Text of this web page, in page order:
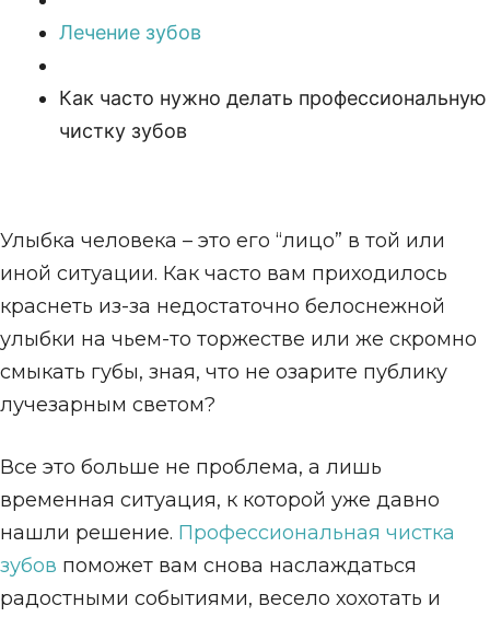
Лечение зубов
Как часто нужно делать профессиональную
чистку зубов
Улыбка человека – это его “лицо” в той или
иной ситуации. Как часто вам приходилось
краснеть из-за недостаточно белоснежной
улыбки на чьем-то торжестве или же скромно
смыкать губы, зная, что не озарите публику
лучезарным светом?
Все это больше не проблема, а лишь
временная ситуация, к которой уже давно
нашли решение. Профессиональная чистка
зубов поможет вам снова наслаждаться
радостными событиями, весело хохотать и